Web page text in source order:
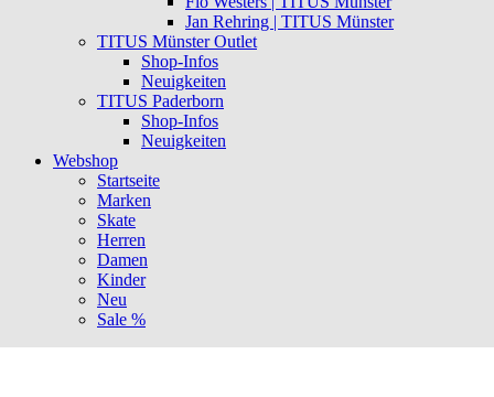
Jan Rehring | TITUS Münster
TITUS Münster Outlet
Shop-Infos
Neuigkeiten
TITUS Paderborn
Shop-Infos
Neuigkeiten
Webshop
Startseite
Marken
Skate
Herren
Damen
Kinder
Neu
Sale %